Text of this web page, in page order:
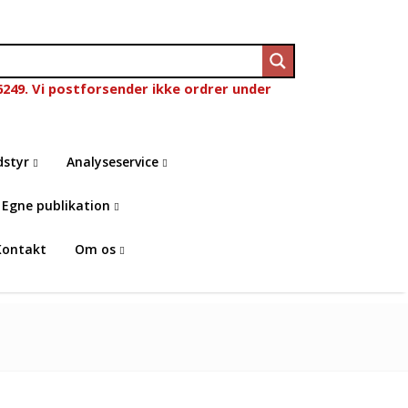
Vi postforsender ikke ordrer under
Analyseservice
Egne publikation
Om os